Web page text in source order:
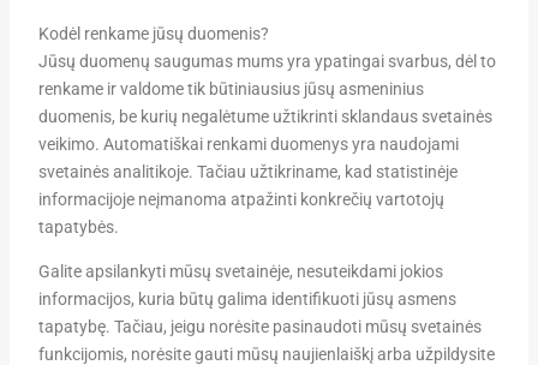
Kodėl renkame jūsų duomenis?
Jūsų duomenų saugumas mums yra ypatingai svarbus, dėl to
renkame ir valdome tik būtiniausius jūsų asmeninius
duomenis, be kurių negalėtume užtikrinti sklandaus svetainės
veikimo. Automatiškai renkami duomenys yra naudojami
svetainės analitikoje. Tačiau užtikriname, kad statistinėje
informacijoje neįmanoma atpažinti konkrečių vartotojų
tapatybės.
Galite apsilankyti mūsų svetainėje, nesuteikdami jokios
informacijos, kuria būtų galima identifikuoti jūsų asmens
tapatybę. Tačiau, jeigu norėsite pasinaudoti mūsų svetainės
funkcijomis, norėsite gauti mūsų naujienlaiškį arba užpildysite